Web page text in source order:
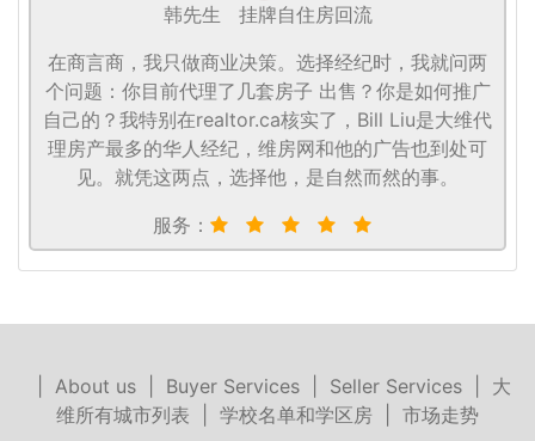
韩先生
挂牌自住房回流
在商言商，我只做商业决策。选择经纪时，我就问两
个问题：你目前代理了几套房子 出售？你是如何推广
自己的？我特别在realtor.ca核实了，Bill Liu是大维代
理房产最多的华人经纪，维房网和他的广告也到处可
见。就凭这两点，选择他，是自然而然的事。
服务：
About us| Buyer Services| Seller Services| 大
维所有城市列表
学校名单和学区房 市场走势